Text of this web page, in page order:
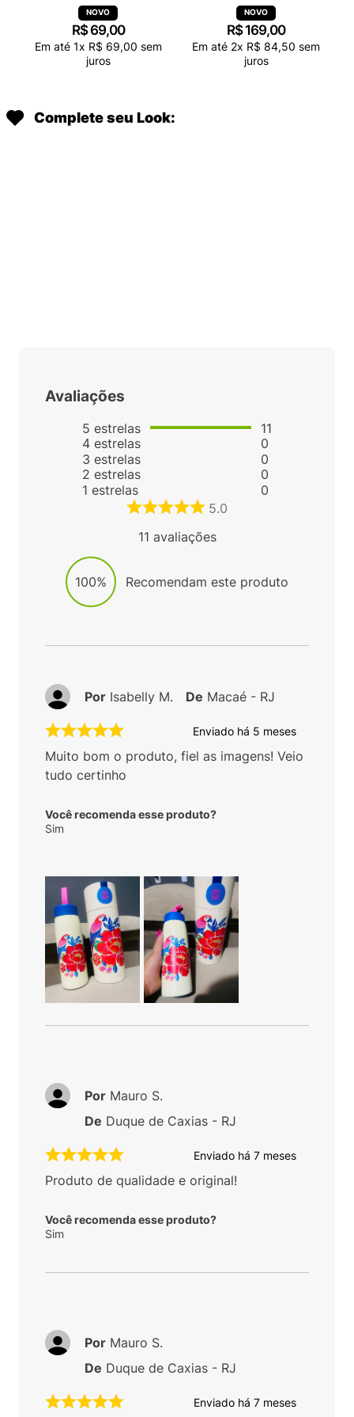
R$ 69,00
Em até 1x R$ 69,00 sem
juros
R$ 169,00
Em até 2x R$ 84,50 sem
juros
Complete seu Look:
Avaliações
5 estrelas
4 estrelas
3 estrelas
2 estrelas
1 estrelas
11
0
0
0
0
5.0
11 avaliações
100% Recomendam este produto
Enviado há 5 meses
Muito bom o produto, fiel as imagens! Veio
tudo certinho
Você recomenda esse produto?
Sim
Por Isabelly M. De Macaé - RJ
Enviado há 7 meses
Produto de qualidade e original!
Você recomenda esse produto?
Sim
Por Mauro S.
De Duque de Caxias - RJ
Enviado há 7 meses
Por Mauro S.
De Duque de Caxias - RJ